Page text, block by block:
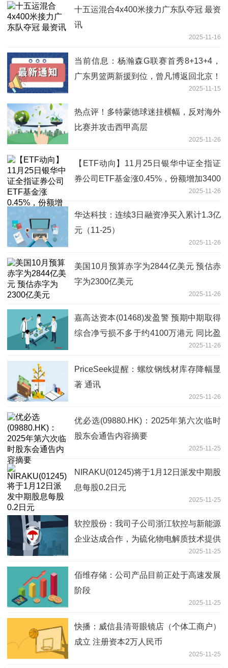
十五运混合4x400米接力广东队夺冠 最资
讯
2025-11-16
当前信息：杨瀚森G联赛首秀8+13+4，
广东男篮两新援到位，曾凡博返回北京！
2025-11-15
热点评！多特蒙德球迷挂横幅，反对海外
比赛并攻击西甲高层
2025-11-26
【ETF动向】11月25日银华中证全指证
券公司ETF基金涨0.45%，份额增加3400
2025-11-26
华达科技：连续3日融资净买入累计1.3亿
元（11-25）
2025-11-26
美国10月预算赤字为2844亿美元 预估赤
字为2300亿美元
2025-11-26
嘉高达资本(01468)发盈警 预期中期取得
综合净亏损不多于约4100万港元 同比盈
2025-11-26
PriceSeek提醒：螺纹钢线材库存降幅显
著 通讯
2025-11-26
优必选(09880.HK)：2025年第六次临时
股东会通告内容摘要
2025-11-25
NIRAKU(01245)将于1月12日派发中期股
息每股0.2日元
2025-11-25
软控股份：我司子公司浙江软控与新能源
企业达成合作，为硫化物电解质技术提供
整线解决方案，项目正在正常推进中|每
日观察
2025-11-25
佰维存储：公司产品目前正处于高速发展
阶段
2025-11-25
快播：威信县清哥眼镜店（个体工商户）
成立 注册资本2万人民币
2025-11-25